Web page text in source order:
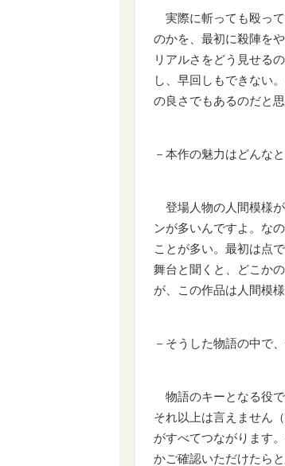
実際に斬っても殴っ
のかを、最初に殺陣を
リアルさをどう見せる
し、早回しもできない
の良さでもあるのだと思
－本作の魅力はどんな
登場人物の人間模様
ンが多いんですよ。な
ことが多い。最初は点
舞台と聞くと、どこか
が、この作品は人間模
－そうした物語の中で
物語のキーとなる役
それ以上は言えません
がすべてつながります
かご確認いただけたらと